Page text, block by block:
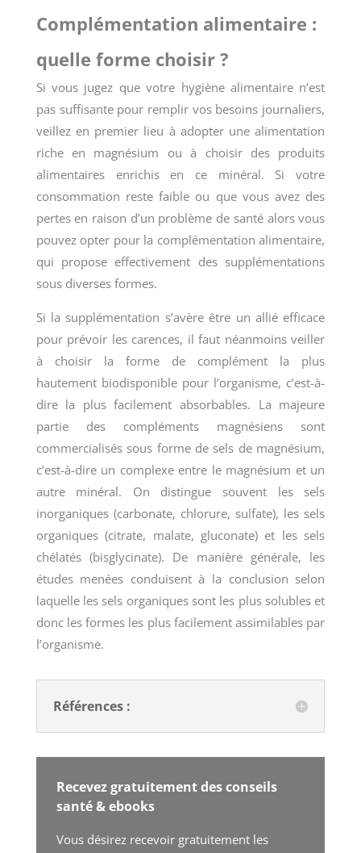
Complémentation alimentaire :
quelle forme choisir ?
Si vous jugez que votre hygiène alimentaire n’est
pas suffisante pour remplir vos besoins journaliers,
veillez en premier lieu à adopter une alimentation
riche en magnésium ou à choisir des produits
alimentaires enrichis en ce minéral. Si votre
consommation reste faible ou que vous avez des
pertes en raison d’un problème de santé alors vous
pouvez opter pour la complémentation alimentaire,
qui propose effectivement des supplémentations
sous diverses formes.
Si la supplémentation s’avère être un allié efficace
pour prévoir les carences, il faut néanmoins veiller
à choisir la forme de complément la plus
hautement biodisponible pour l’organisme, c’est-à-
dire la plus facilement absorbables. La majeure
partie des compléments magnésiens sont
commercialisés sous forme de sels de magnésium,
c’est-à-dire un complexe entre le magnésium et un
autre minéral. On distingue souvent les sels
inorganiques (carbonate, chlorure, sulfate), les sels
organiques (citrate, malate, gluconate) et les sels
chélatés (bisglycinate). De manière générale, les
études menées conduisent à la conclusion selon
laquelle les sels organiques sont les plus solubles et
donc les formes les plus facilement assimilables par
l’organisme.
Références :
Recevez gratuitement des conseils
santé & ebooks
Vous désirez recevoir gratuitement les